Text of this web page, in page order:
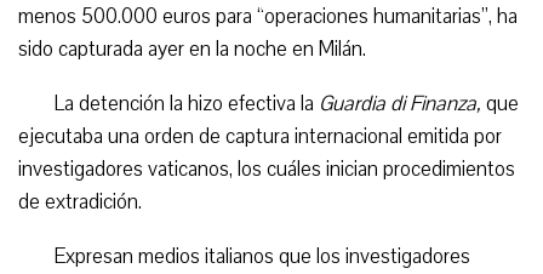
menos 500.000 euros para “operaciones humanitarias”, ha
sido capturada ayer en la noche en Milán.
La detención la hizo efectiva la Guardia di Finanza, que
ejecutaba una orden de captura internacional emitida por
investigadores vaticanos, los cuáles inician procedimientos
de extradición.
Expresan medios italianos que los investigadores